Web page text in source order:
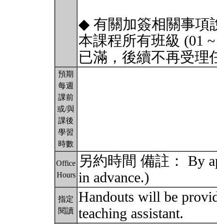
◆ 有關加簽相關事項
本課程所有班級 (01
已滿，後續不再受理
預期
每週
課前
或/與
課後
學習
時數
Office
Hours
另約時間 備註： By
in advance.)
指定
閱讀
Handouts will be
teaching assistant.